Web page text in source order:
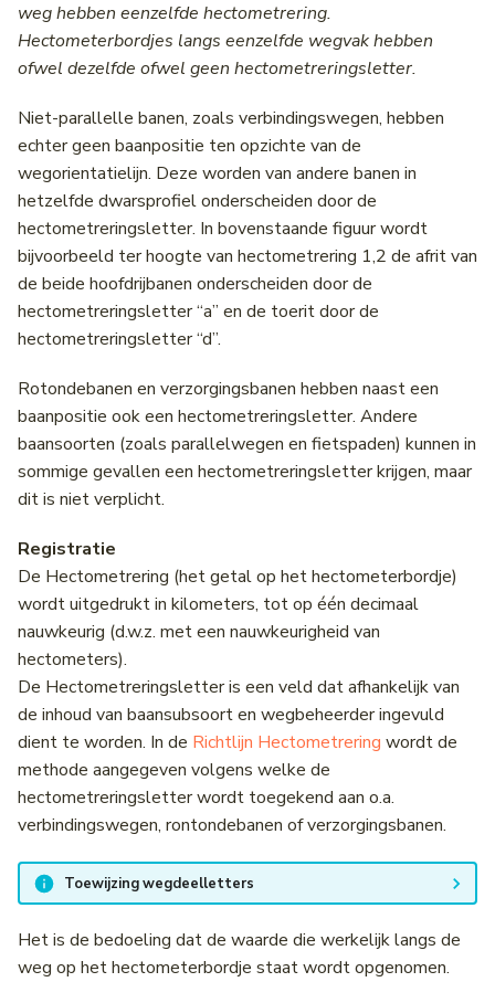
weg hebben eenzelfde hectometrering.
Hectometerbordjes langs eenzelfde wegvak hebben
ofwel dezelfde ofwel geen hectometreringsletter.
Niet-parallelle banen, zoals verbindingswegen, hebben
echter geen baanpositie ten opzichte van de
wegorientatielijn. Deze worden van andere banen in
hetzelfde dwarsprofiel onderscheiden door de
hectometreringsletter. In bovenstaande figuur wordt
bijvoorbeeld ter hoogte van hectometrering 1,2 de afrit van
de beide hoofdrijbanen onderscheiden door de
hectometreringsletter “a” en de toerit door de
hectometreringsletter “d”.
Rotondebanen en verzorgingsbanen hebben naast een
baanpositie ook een hectometreringsletter. Andere
baansoorten (zoals parallelwegen en fietspaden) kunnen in
sommige gevallen een hectometreringsletter krijgen, maar
dit is niet verplicht.
Registratie
De Hectometrering (het getal op het hectometerbordje)
wordt uitgedrukt in kilometers, tot op één decimaal
nauwkeurig (d.w.z. met een nauwkeurigheid van
hectometers).
De Hectometreringsletter is een veld dat afhankelijk van
de inhoud van baansubsoort en wegbeheerder ingevuld
dient te worden. In de Richtlijn Hectometrering wordt de
methode aangegeven volgens welke de
hectometreringsletter wordt toegekend aan o.a.
verbindingswegen, rontondebanen of verzorgingsbanen.
Toewijzing wegdeelletters
Het is de bedoeling dat de waarde die werkelijk langs de
weg op het hectometerbordje staat wordt opgenomen.